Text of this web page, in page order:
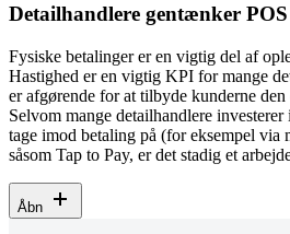
Detailhandlere gentænker POS
Fysiske betalinger er en vigtig del af
Hastighed er en vigtig KPI for mange
er afgørende for at tilbyde kunderne
Selvom mange detailhandlere
tage imod betaling på (for eksempel via
såsom Tap to Pay, er det stadig et
Åbn